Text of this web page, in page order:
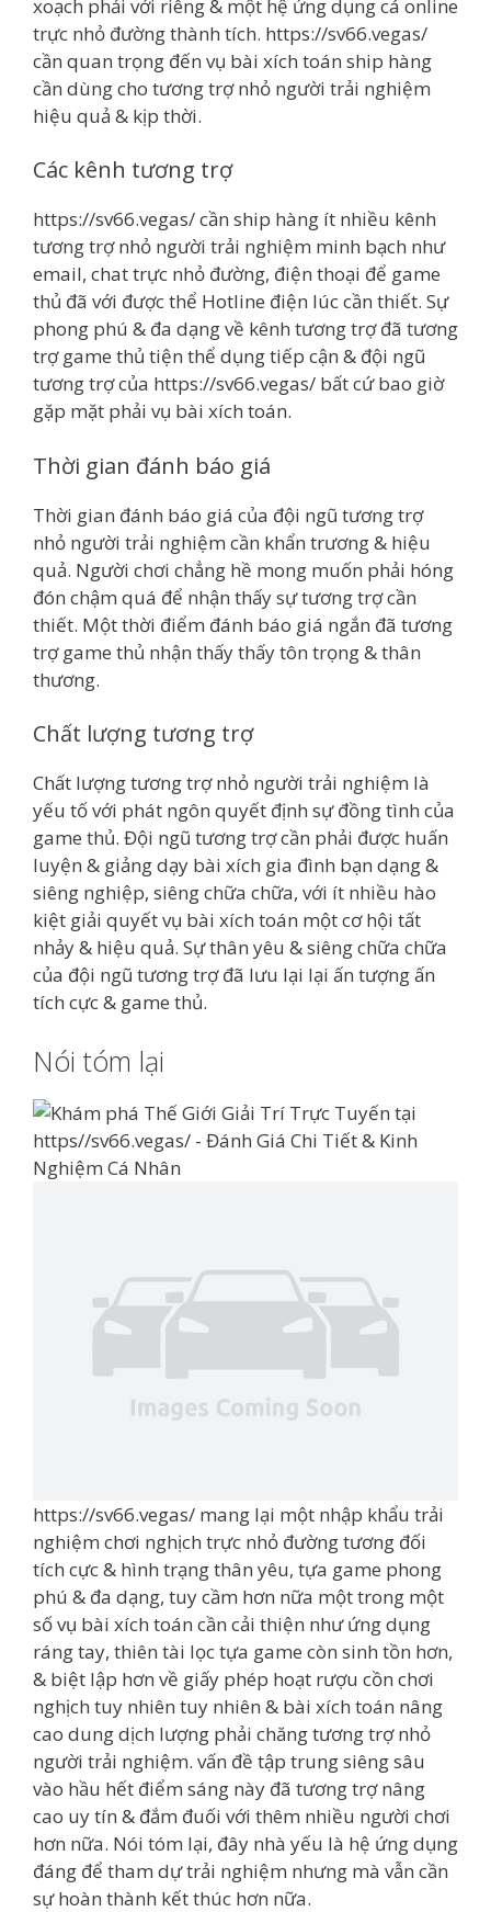
xoạch phải với riêng & một hệ ứng dụng cá online
trực nhỏ đường thành tích. https://sv66.vegas/
cần quan trọng đến vụ bài xích toán ship hàng
cần dùng cho tương trợ nhỏ người trải nghiệm
hiệu quả & kịp thời.
Các kênh tương trợ
https://sv66.vegas/ cần ship hàng ít nhiều kênh
tương trợ nhỏ người trải nghiệm minh bạch như
email, chat trực nhỏ đường, điện thoại để game
thủ đã với được thể Hotline điện lúc cần thiết. Sự
phong phú & đa dạng về kênh tương trợ đã tương
trợ game thủ tiện thể dụng tiếp cận & đội ngũ
tương trợ của https://sv66.vegas/ bất cứ bao giờ
gặp mặt phải vụ bài xích toán.
Thời gian đánh báo giá
Thời gian đánh báo giá của đội ngũ tương trợ
nhỏ người trải nghiệm cần khẩn trương & hiệu
quả. Người chơi chẳng hề mong muốn phải hóng
đón chậm quá để nhận thấy sự tương trợ cần
thiết. Một thời điểm đánh báo giá ngắn đã tương
trợ game thủ nhận thấy thấy tôn trọng & thân
thương.
Chất lượng tương trợ
Chất lượng tương trợ nhỏ người trải nghiệm là
yếu tố với phát ngôn quyết định sự đồng tình của
game thủ. Đội ngũ tương trợ cần phải được huấn
luyện & giảng dạy bài xích gia đình bạn dạng &
siêng nghiệp, siêng chữa chữa, với ít nhiều hào
kiệt giải quyết vụ bài xích toán một cơ hội tất
nhảy & hiệu quả. Sự thân yêu & siêng chữa chữa
của đội ngũ tương trợ đã lưu lại lại ấn tượng ấn
tích cực & game thủ.
Nói tóm lại
https://sv66.vegas/ mang lại một nhập khẩu trải
nghiệm chơi nghịch trực nhỏ đường tương đối
tích cực & hình trạng thân yêu, tựa game phong
phú & đa dạng, tuy cầm hơn nữa một trong một
số vụ bài xích toán cần cải thiện như ứng dụng
ráng tay, thiên tài lọc tựa game còn sinh tồn hơn,
& biệt lập hơn về giấy phép hoạt rượu cồn chơi
nghịch tuy nhiên tuy nhiên & bài xích toán nâng
cao dung dịch lượng phải chăng tương trợ nhỏ
người trải nghiệm. vấn đề tập trung siêng sâu
vào hầu hết điểm sáng này đã tương trợ nâng
cao uy tín & đắm đuối với thêm nhiều người chơi
hơn nữa. Nói tóm lại, đây nhà yếu là hệ ứng dụng
đáng để tham dự trải nghiệm nhưng mà vẫn cần
sự hoàn thành kết thúc hơn nữa.